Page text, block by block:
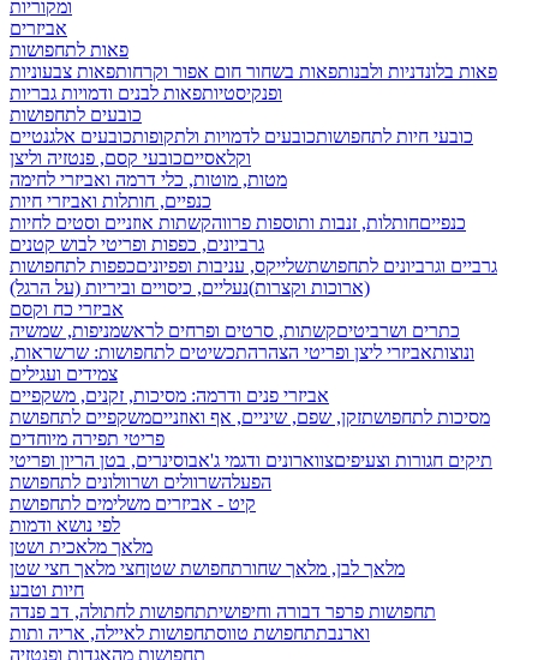
ומקוריות
אביזרים
פאות לתחפושות
פאות בלונדניות ולבנותפאות בשחור חום אפור וקרחותפאות צבעוניות
ופנקיסטיותפאות לבנים ודמויות גבריות
כובעים לתחפושות
כובעי חיות לתחפושותכובעים לדמויות ולתקופותכובעים אלגנטיים
וקלאסייםכובעי קסם, פנטזיה וליצן
מטות, מוטות, כלי דרמה ואביזרי לחימה
כנפיים, חותלות ואביזרי חיות
כנפייםחותלות, זנבות ותוספות פרווהקשתות אוזניים וסטים לחיות
גרביונים, כפפות ופריטי לבוש קטנים
גרביים וגרביונים לתחפושתשלייקס, עניבות ופפיוניםכפפות לתחפושות
(ארוכות וקצרות)נעליים, כיסויים וביריות (על הרגל)
אביזרי כח וקסם
כתרים ושרביטיםקשתות, סרטים ופרחים לראשמניפות, שמשיה
ונוצותאביזרי ליצן ופריטי הצהרהתכשיטים לתחפושות: שרשראות,
צמידים ועגילים
אביזרי פנים ודרמה: מסיכות, זקנים, משקפיים
מסיכות לתחפושתזקן, שפם, שיניים, אף ואוזנייםמשקפיים לתחפושת
פריטי תפירה מיוחדים
תיקים חגורות וצעיפיםצווארונים ודגמי ג'אבוסינרים, בטן הריון ופריטי
הפעלהשרוולים ושרוולונים לתחפושת
קיט - אביזרים משלימים לתחפושת
לפי נושא ודמות
מלאך מלאכית ושטן
מלאך לבן, מלאך שחורתחפושת שטןחצי מלאך חצי שטן
חיות וטבע
תחפושות פרפר דבורה וחיפושיתתחפושות לחתולה, דב פנדה
וארנבתתחפושת טווסתחפושות לאיילה, אריה ותות
תחפושות מהאגדות ופנטזיה